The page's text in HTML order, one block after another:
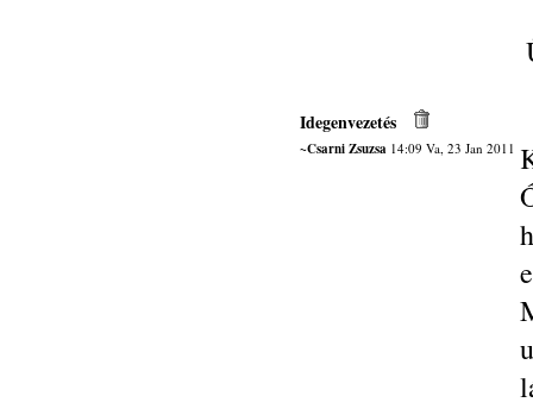
Idegenvezetés
~Csarni Zsuzsa14:09 Va, 23 Jan 2011